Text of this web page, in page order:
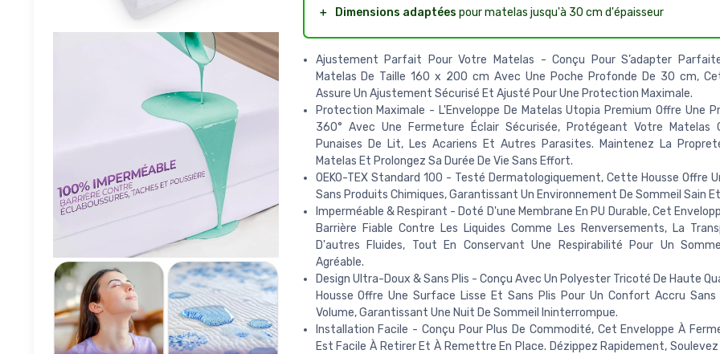
＋
Dimensions adaptées pour matelas jusqu'à 30 cm d'épaisseur
Ajustement Parfait Pour Votre Matelas - Conçu Pour S’adapter
Matelas De Taille 160 x 200 cm Avec Une Poche Profonde De 30 cm,
Assure Un Ajustement Sécurisé Et Ajusté Pour Une Protection Maximale.
Protection Maximale - L'Enveloppe De Matelas Utopia Premium Offre Une
360° Avec Une Fermeture Éclair Sécurisée, Protégeant Votre Matelas
Punaises De Lit, Les Acariens Et Autres Parasites. Maintenez La
Matelas Et Prolongez Sa Durée De Vie Sans Effort.
OEKO-TEX Standard 100 - Testé Dermatologiquement, Cette Housse Offre
Sans Produits Chimiques, Garantissant Un Environnement De Sommeil Sain
Imperméable & Respirant - Doté D'une Membrane En PU Durable, Cet
Barrière Fiable Contre Les Liquides Comme Les Renversements, La
D'autres Fluides, Tout En Conservant Une Respirabilité Pour Un
Agréable.
Design Ultra-Doux & Sans Plis - Conçu Avec Un Polyester Tricoté De Haute
Housse Offre Une Surface Lisse Et Sans Plis Pour Un Confort Accru Sans
Volume, Garantissant Une Nuit De Sommeil Ininterrompue.
Installation Facile - Conçu Pour Plus De Commodité, Cet Enveloppe À
Est Facile À Retirer Et À Remettre En Place. Dézippez Rapidement,